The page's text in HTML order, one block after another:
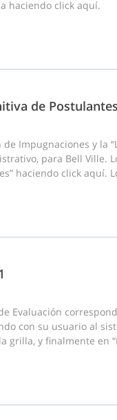
haciendo click aquí.
de
Impugnaciones y la
para Bell Ville.
haciendo click aquí.
Evaluación
con su usuario al
grilla, y finalmente en